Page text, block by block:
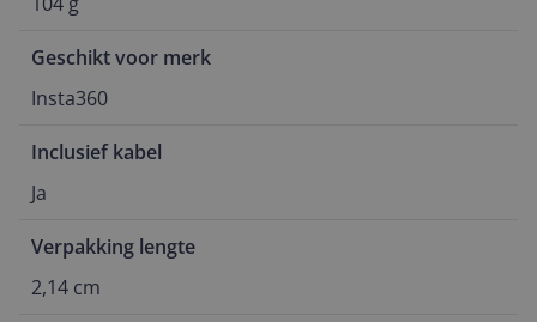
Geschikt voor merk
Insta360
Inclusief kabel
Ja
Verpakking lengte
2,14 cm